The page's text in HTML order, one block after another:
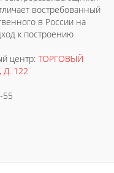
востребованный
в России на
к построению
центр: ТОРГОВЫЙ
122
55